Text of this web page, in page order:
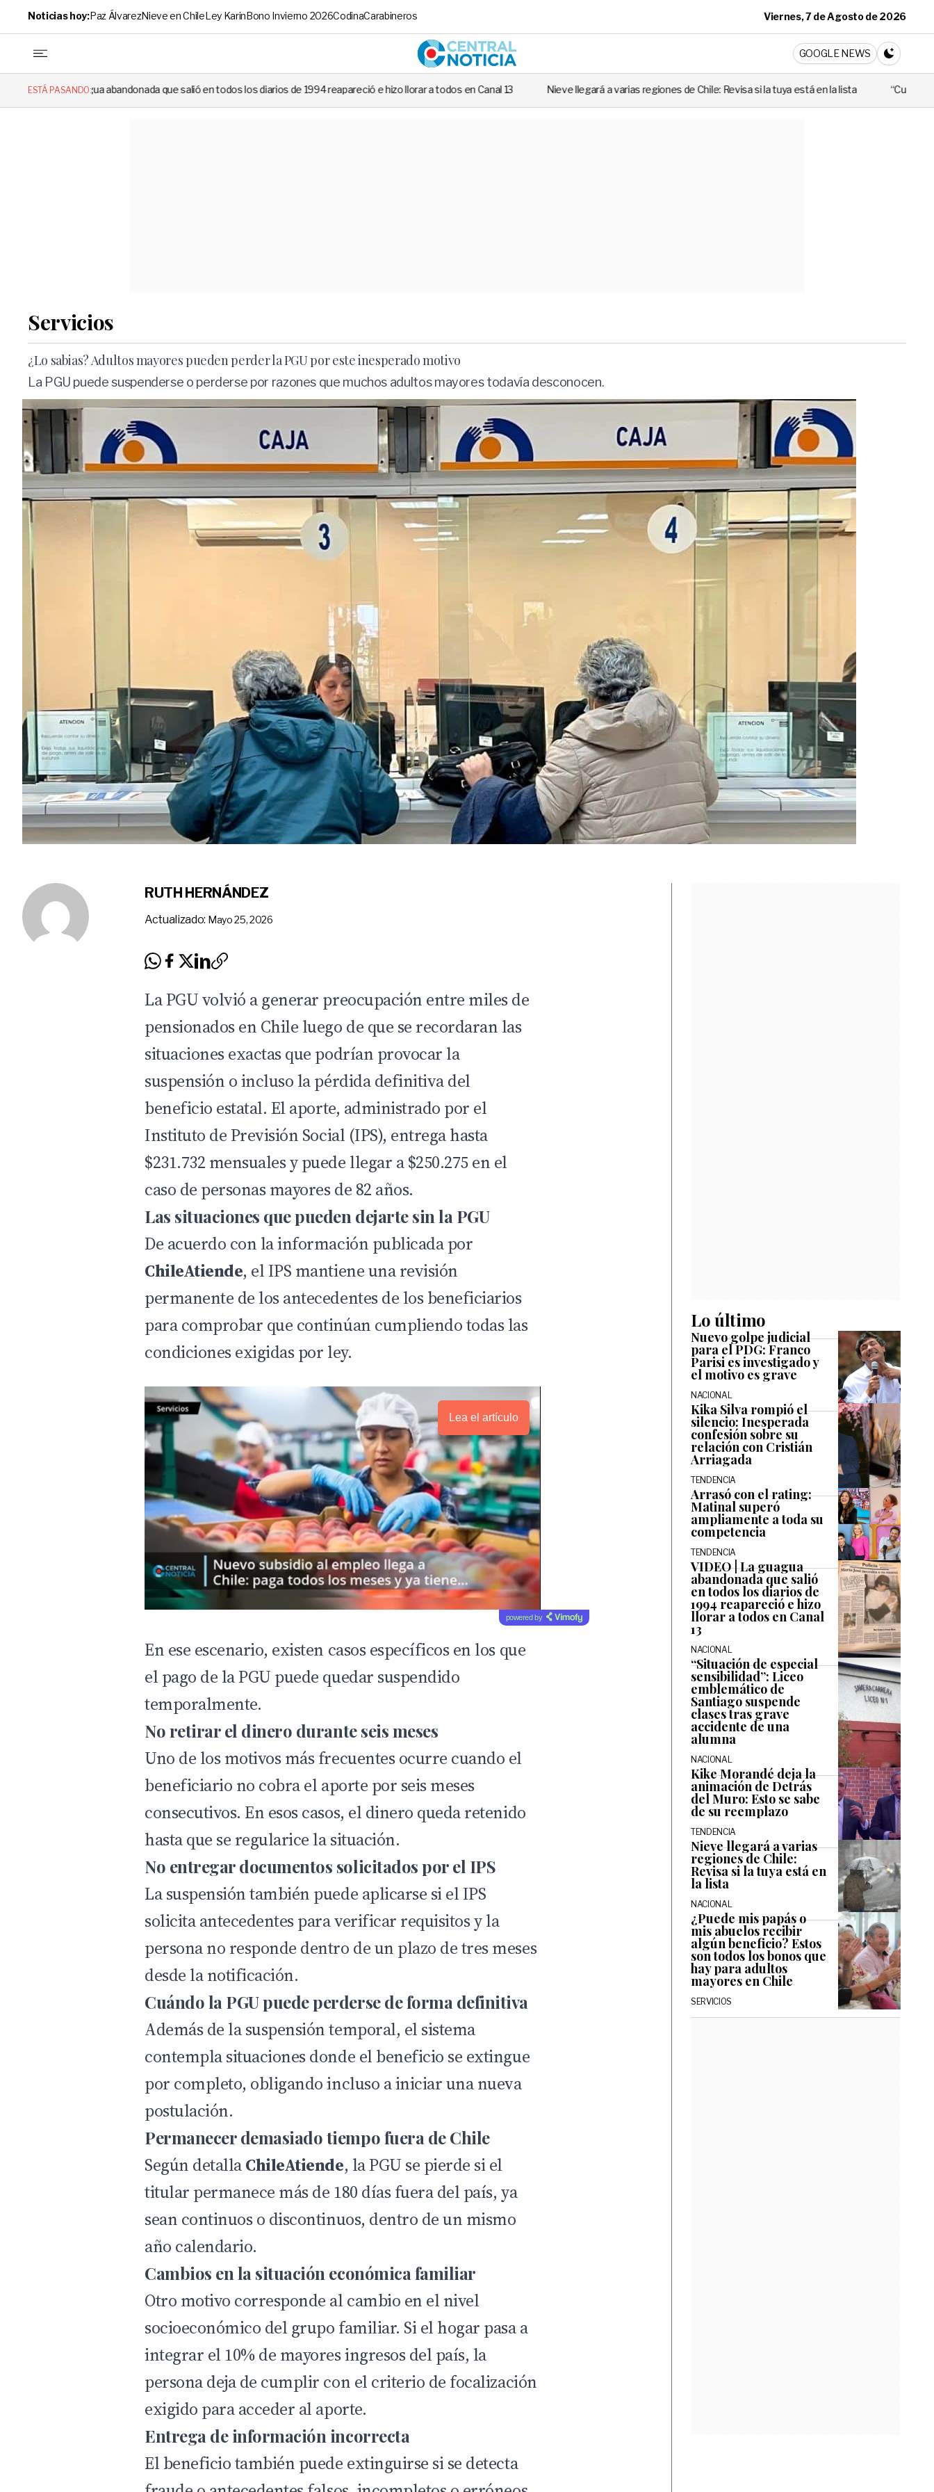
Noticias hoy:Paz ÁlvarezNieve en ChileLey KarinBono Invierno 2026CodinaCarabineros Viernes, 7 de Agosto de 2026
Central Noticia
GOOGLE NEWS
CAMBIA A
ESTÁ PASANDO:
abandonada que salió en todos los diarios de 1994 reapareció e hizo llorar a todos en Canal 13 Nieve llegará a varias regiones de Chile: Revisa si la tuya está en la lista “Cuando alguien utiliza mal esa
Servicios
¿Lo sabias? Adultos mayores pueden perder la PGU por este inesperado motivo
La PGU puede suspenderse o perderse por razones que muchos adultos mayores todavía desconocen.
RUTH HERNÁNDEZ
Actualizado: Mayo 25, 2026
La PGU volvió a generar preocupación entre miles de
pensionados en Chile luego de que se recordaran las
situaciones exactas que podrían provocar la
suspensión o incluso la pérdida definitiva del
beneficio estatal. El aporte, administrado por el
Instituto de Previsión Social (IPS), entrega hasta
$231.732 mensuales y puede llegar a $250.275 en el
caso de personas mayores de 82 años.
Las situaciones que pueden dejarte sin la PGU
De acuerdo con la información publicada por
ChileAtiende, el IPS mantiene una revisión
permanente de los antecedentes de los beneficiarios
para comprobar que continúan cumpliendo todas las
condiciones exigidas por ley.
Lea el artículo
powered by
En ese escenario, existen casos específicos en los que
el pago de la PGU puede quedar suspendido
temporalmente.
No retirar el dinero durante seis meses
Uno de los motivos más frecuentes ocurre cuando el
beneficiario no cobra el aporte por seis meses
consecutivos. En esos casos, el dinero queda retenido
hasta que se regularice la situación.
No entregar documentos solicitados por el IPS
La suspensión también puede aplicarse si el IPS
solicita antecedentes para verificar requisitos y la
persona no responde dentro de un plazo de tres meses
desde la notificación.
Cuándo la PGU puede perderse de forma definitiva
Además de la suspensión temporal, el sistema
contempla situaciones donde el beneficio se extingue
por completo, obligando incluso a iniciar una nueva
postulación.
Permanecer demasiado tiempo fuera de Chile
Según detallaChileAtiende, la PGU se pierde si el
titular permanece más de 180 días fuera del país, ya
sean continuos o discontinuos, dentro de un mismo
año calendario.
Cambios en la situación económica familiar
Otro motivo corresponde al cambio en el nivel
socioeconómico del grupo familiar. Si el hogar pasa a
integrar el 10% de mayores ingresos del país, la
persona deja de cumplir con el criterio de focalización
exigido para acceder al aporte.
Entrega de información incorrecta
El beneficio también puede extinguirse si se detecta
Lo último
Nuevo golpe judicial
para el PDG: Franco
Parisi es investigado y
el motivo es grave
NACIONAL
Kika Silva rompió el
silencio: Inesperada
confesión sobre su
relación con Cristián
Arriagada
TENDENCIA
Arrasó con el rating:
Matinal superó
ampliamente a toda su
competencia
TENDENCIA
VIDEO | La guagua
abandonada que salió
en todos los diarios de
1994 reapareció e hizo
llorar a todos en Canal
13
NACIONAL
“Situación de especial
sensibilidad”: Liceo
emblemático de
Santiago suspende
clases tras grave
accidente de una
alumna
NACIONAL
Kike Morandé deja la
animación de Detrás
del Muro: Esto se sabe
de su reemplazo
TENDENCIA
Nieve llegará a varias
regiones de Chile:
Revisa si la tuya está en
la lista
NACIONAL
¿Puede mis papás o
mis abuelos recibir
algún beneficio? Estos
son todos los bonos que
hay para adultos
mayores en Chile
SERVICIOS